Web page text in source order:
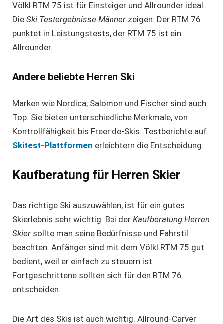
Völkl RTM 75 ist für Einsteiger und Allrounder ideal.
Die Ski Testergebnisse Männer zeigen: Der RTM 76
punktet in Leistungstests, der RTM 75 ist ein
Allrounder.
Andere beliebte Herren Ski
Marken wie Nordica, Salomon und Fischer sind auch
Top. Sie bieten unterschiedliche Merkmale, von
Kontrollfähigkeit bis Freeride-Skis. Testberichte auf
Skitest-Plattformen erleichtern die Entscheidung.
Kaufberatung für Herren Skier
Das richtige Ski auszuwählen, ist für ein gutes
Skierlebnis sehr wichtig. Bei der Kaufberatung Herren
Skier sollte man seine Bedürfnisse und Fahrstil
beachten. Anfänger sind mit dem Völkl RTM 75 gut
bedient, weil er einfach zu steuern ist.
Fortgeschrittene sollten sich für den RTM 76
entscheiden.
Die Art des Skis ist auch wichtig. Allround-Carver